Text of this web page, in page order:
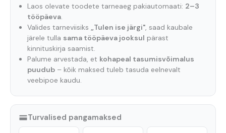
Laos olevate toodete tarneaeg pakiautomaati: 2–3
tööpäeva.
Valides tarneviisiks „Tulen ise järgi", saad kaubale
järele tulla sama tööpäeva jooksul pärast
kinnituskirja saamist.
Palume arvestada, et kohapeal tasumisvõimalus
puudub– kõik maksed tuleb tasuda eelnevalt
veebipoe kaudu.
Turvalised pangamaksed